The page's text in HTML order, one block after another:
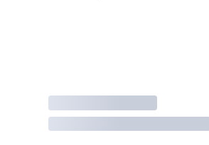
거래